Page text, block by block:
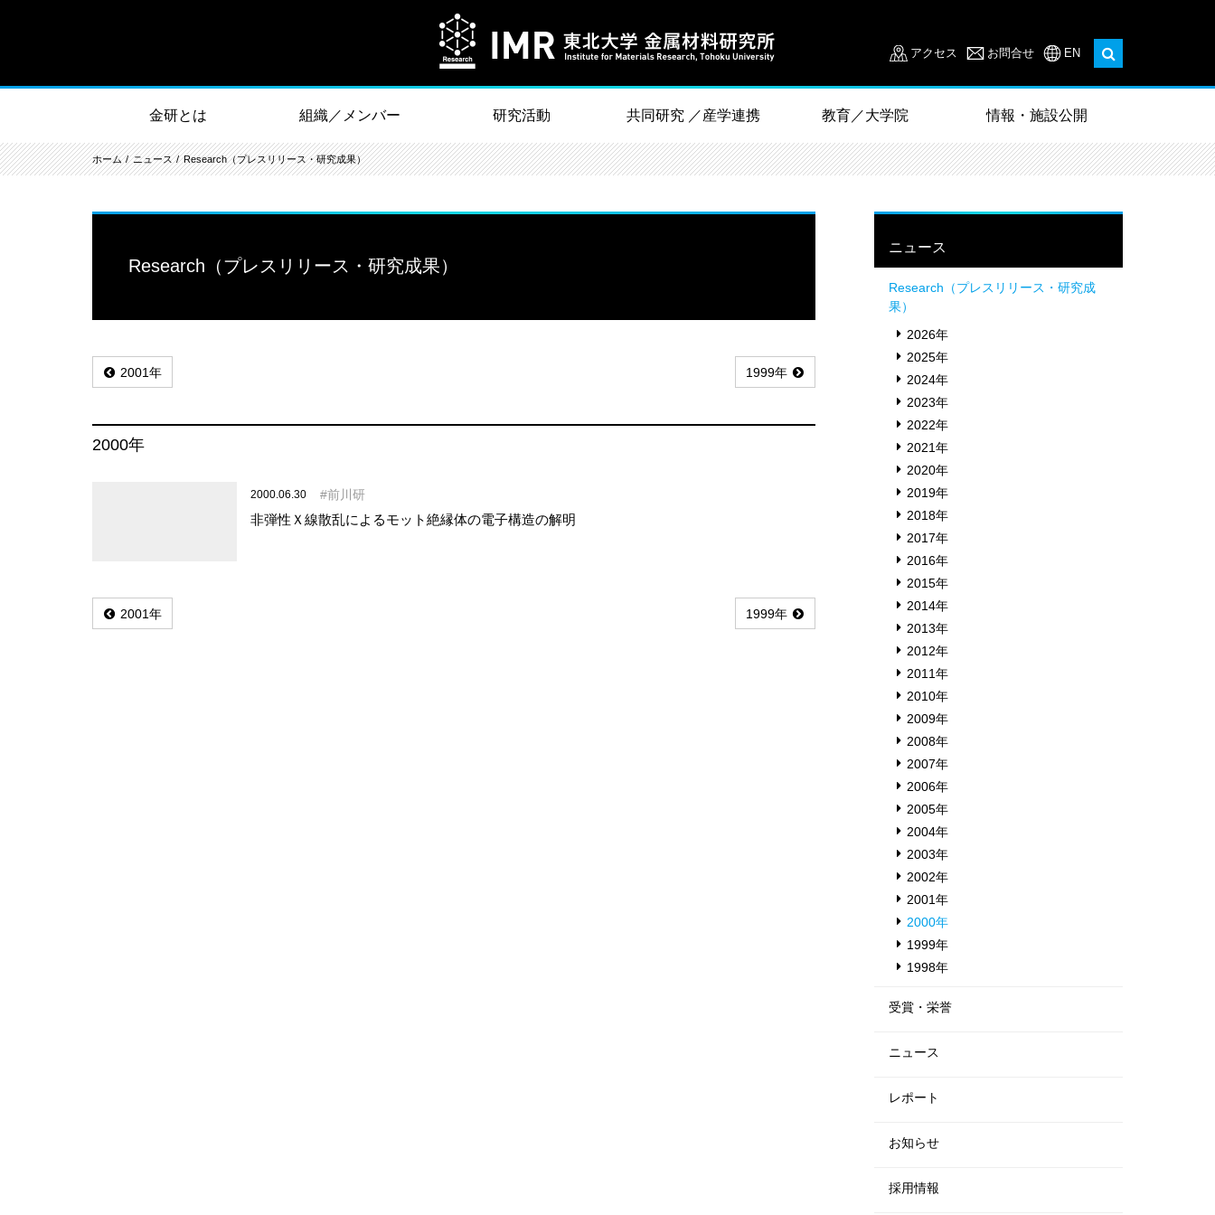
アクセス お問合せ EN
金研とは 組織／メンバー 研究活動 共同研究 ／産学連携 教育／大学院 情報・施設公開
ホーム ニュース Research（プレスリリース・研究成果）
Research（プレスリリース・研究成果）
2001年 1999年
2000年
2000.06.30 前川研
非弾性Ｘ線散乱によるモット絶縁体の電子構造の解明
2001年 1999年
ニュース
Research（プレスリリース・研究成
果）
2026年
2025年
2024年
2023年
2022年
2021年
2020年
2019年
2018年
2017年
2016年
2015年
2014年
2013年
2012年
2011年
2010年
2009年
2008年
2007年
2006年
2005年
2004年
2003年
2002年
2001年
2000年
1999年
1998年
受賞・栄誉
ニュース
レポート
お知らせ
採用情報